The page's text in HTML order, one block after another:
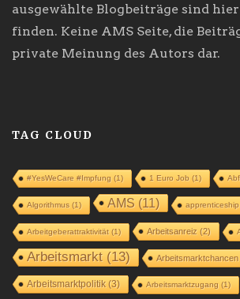
ausgewählte Blogbeiträge sind hier
finden. Keine AMS Seite, die
private Meinung des Autors dar.
TAG CLOUD
#YesWeCare #Impfung (1) 1 Euro Job (1)
Algorithmus (1) AMS (11) apprenticeship
Arbeitgeberattraktivität(1) Arbeitsanreiz (2)
Arbeitsmarkt(13) Arbeitsmarktchancen
Arbeitsmarktpolitik(3) Arbeitsmarktzugang (1)